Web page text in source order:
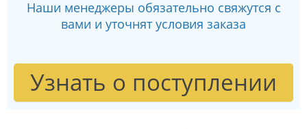
Наши менеджеры обязательно свяжутся с
вами и уточнят условия заказа
Узнать о поступлении